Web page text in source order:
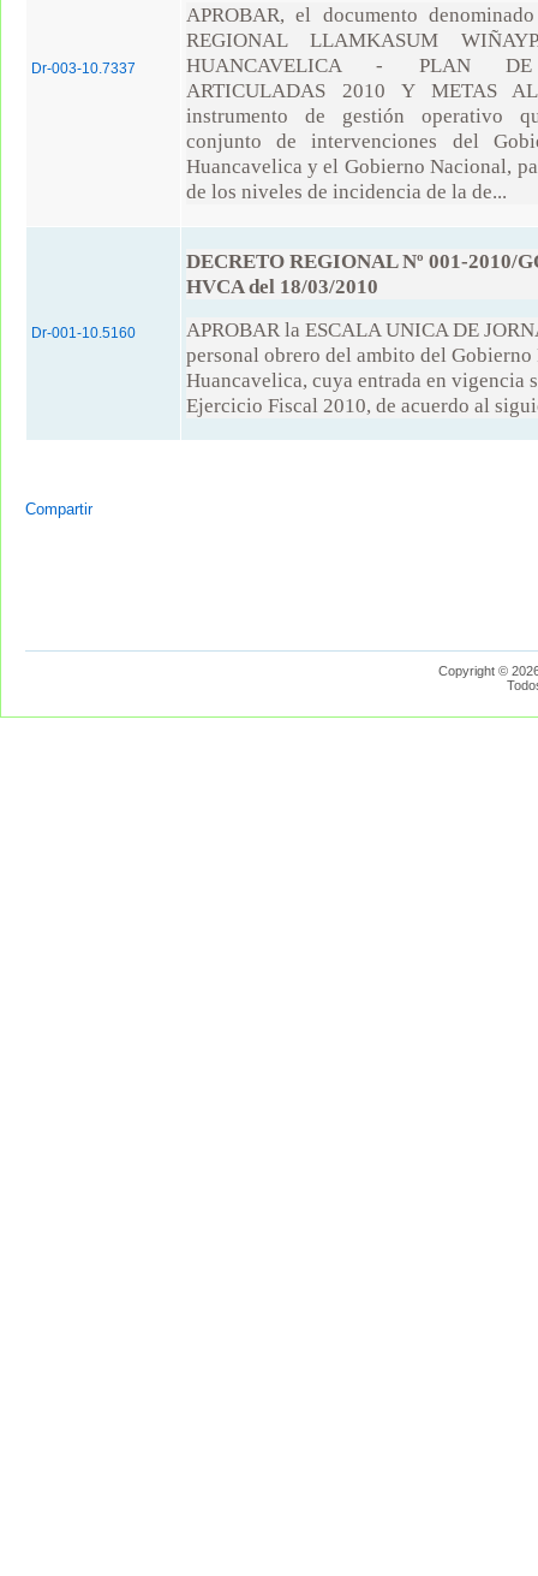
Dr-003-10.7337
APROBAR, el documento
REGIONAL LLAMKASUM
HUANCAVELICA - PLAN DE
ARTICULADAS 2010 Y METAS
instrumento de gestión operativo
conjunto de intervenciones del
Huancavelica y el Gobierno Nacional,
de los niveles de incidencia de la de...
Dr-001-10.5160
DECRETO REGIONAL Nº 001-2010/
HVCA del 18/03/2010
APROBAR la ESCALA UNICA DE
personal obrero del ambito del Gobierno
Huancavelica, cuya entrada en vigencia
Ejercicio Fiscal 2010, de acuerdo al
Compartir
Copyright ©